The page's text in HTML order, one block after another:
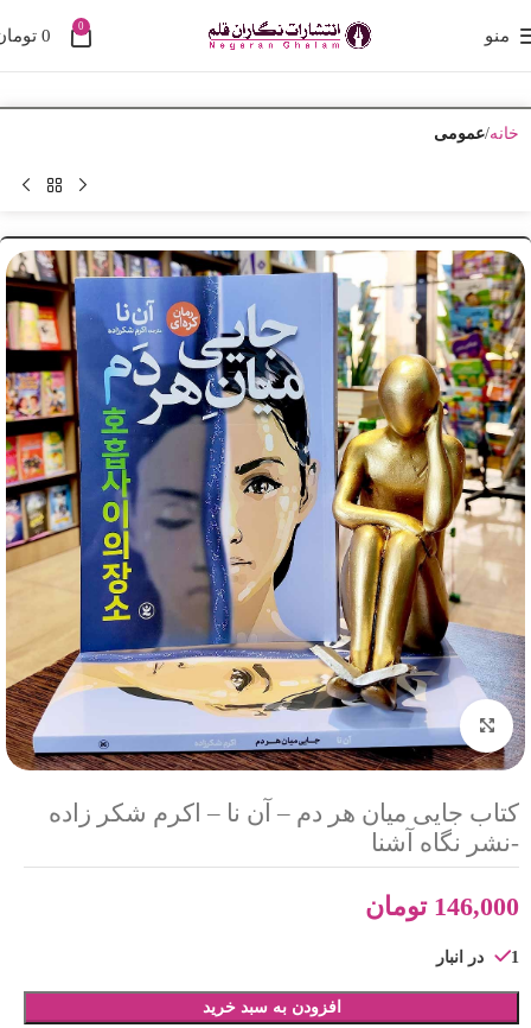
منو 0
0
خانه عمومی
بزرگنمایی تصویر
کتاب جایی میان هر دم – آن نا – اکرم شکر زاده
-نشر نگاه آشنا
146,000 تومان
1 در انبار
افزودن به سبد خرید